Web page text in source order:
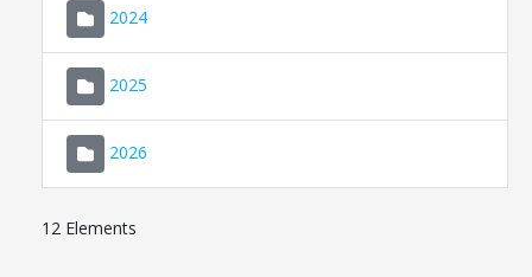
2024
2025
2026
12 Elements